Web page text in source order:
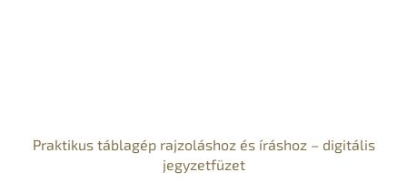
Praktikus táblagép rajzoláshoz és íráshoz – digitális
jegyzetfüzet